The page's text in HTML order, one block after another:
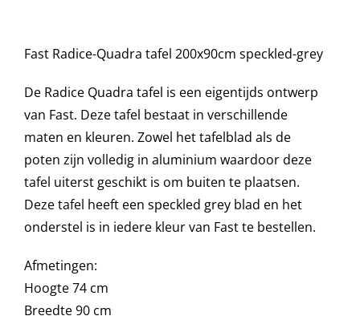
Onderhoud
Accessoires en Kado
Onze merken
Fast Radice-Quadra tafel 200x90cm speckled-grey
De Radice Quadra tafel is een eigentijds ontwerp
van Fast. Deze tafel bestaat in verschillende
maten en kleuren. Zowel het tafelblad als de
poten zijn volledig in aluminium waardoor deze
tafel uiterst geschikt is om buiten te plaatsen.
Deze tafel heeft een speckled grey blad en het
onderstel is in iedere kleur van Fast te bestellen.
Afmetingen:
Hoogte 74 cm
Breedte 90 cm